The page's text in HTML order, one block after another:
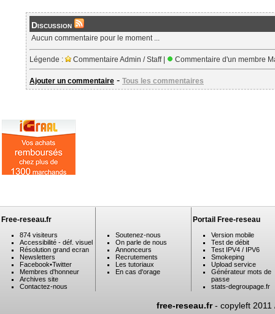
Discussion
Aucun commentaire pour le moment ...
Légende : Commentaire Admin / Staff | Commentaire d'un membre
Ajouter un commentaire - Tous les commentaires
Free-reseau.fr
874 visiteurs
Accessibilité - déf. visuel
Résolution grand ecran
Newsletters
Facebook•Twitter
Membres d'honneur
Archives site
Contactez-nous
Soutenez-nous
On parle de nous
Annonceurs
Recrutements
Les tutoriaux
En cas d'orage
Portail Free-reseau
Version mobile
Test de débit
Test IPV4 / IPV6
Smokeping
Upload service
Générateur mots de
passe
stats-degroupage.fr
free-reseau.fr- copyleft 2011